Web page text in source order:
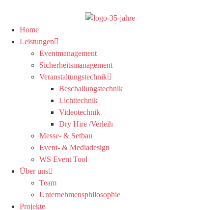
Home
Leistungen
Eventmanagement
Sicherheitsmanagement
Veranstaltungstechnik
Beschallungstechnik
Lichttechnik
Videotechnik
Dry Hire /Verleih
Messe- & Setbau
Event- & Mediadesign
WS Event Tool
Über uns
Team
Unternehmensphilosophie
Projekte